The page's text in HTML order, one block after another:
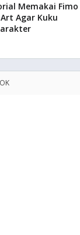
Memakai Fimo
Agar Kuku